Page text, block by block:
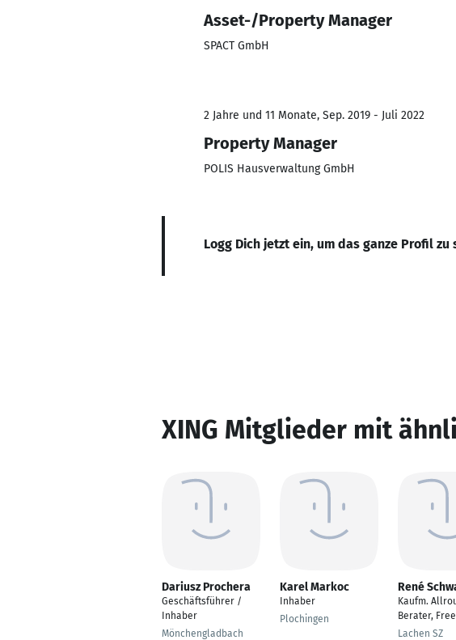
Asset-/Property Manager
SPACT GmbH
2 Jahre und 11 Monate, Sep. 2019 - Juli 2022
Property Manager
POLIS Hausverwaltung GmbH
Logg Dich jetzt ein, um das ganze Profil zu
XING Mitglieder mit
Dariusz Prochera
Geschäftsführer /
Inhaber
Mönchengladbach
Karel Markoc
Inhaber
Plochingen
René
Kaufm.
Berater,
Lachen SZ